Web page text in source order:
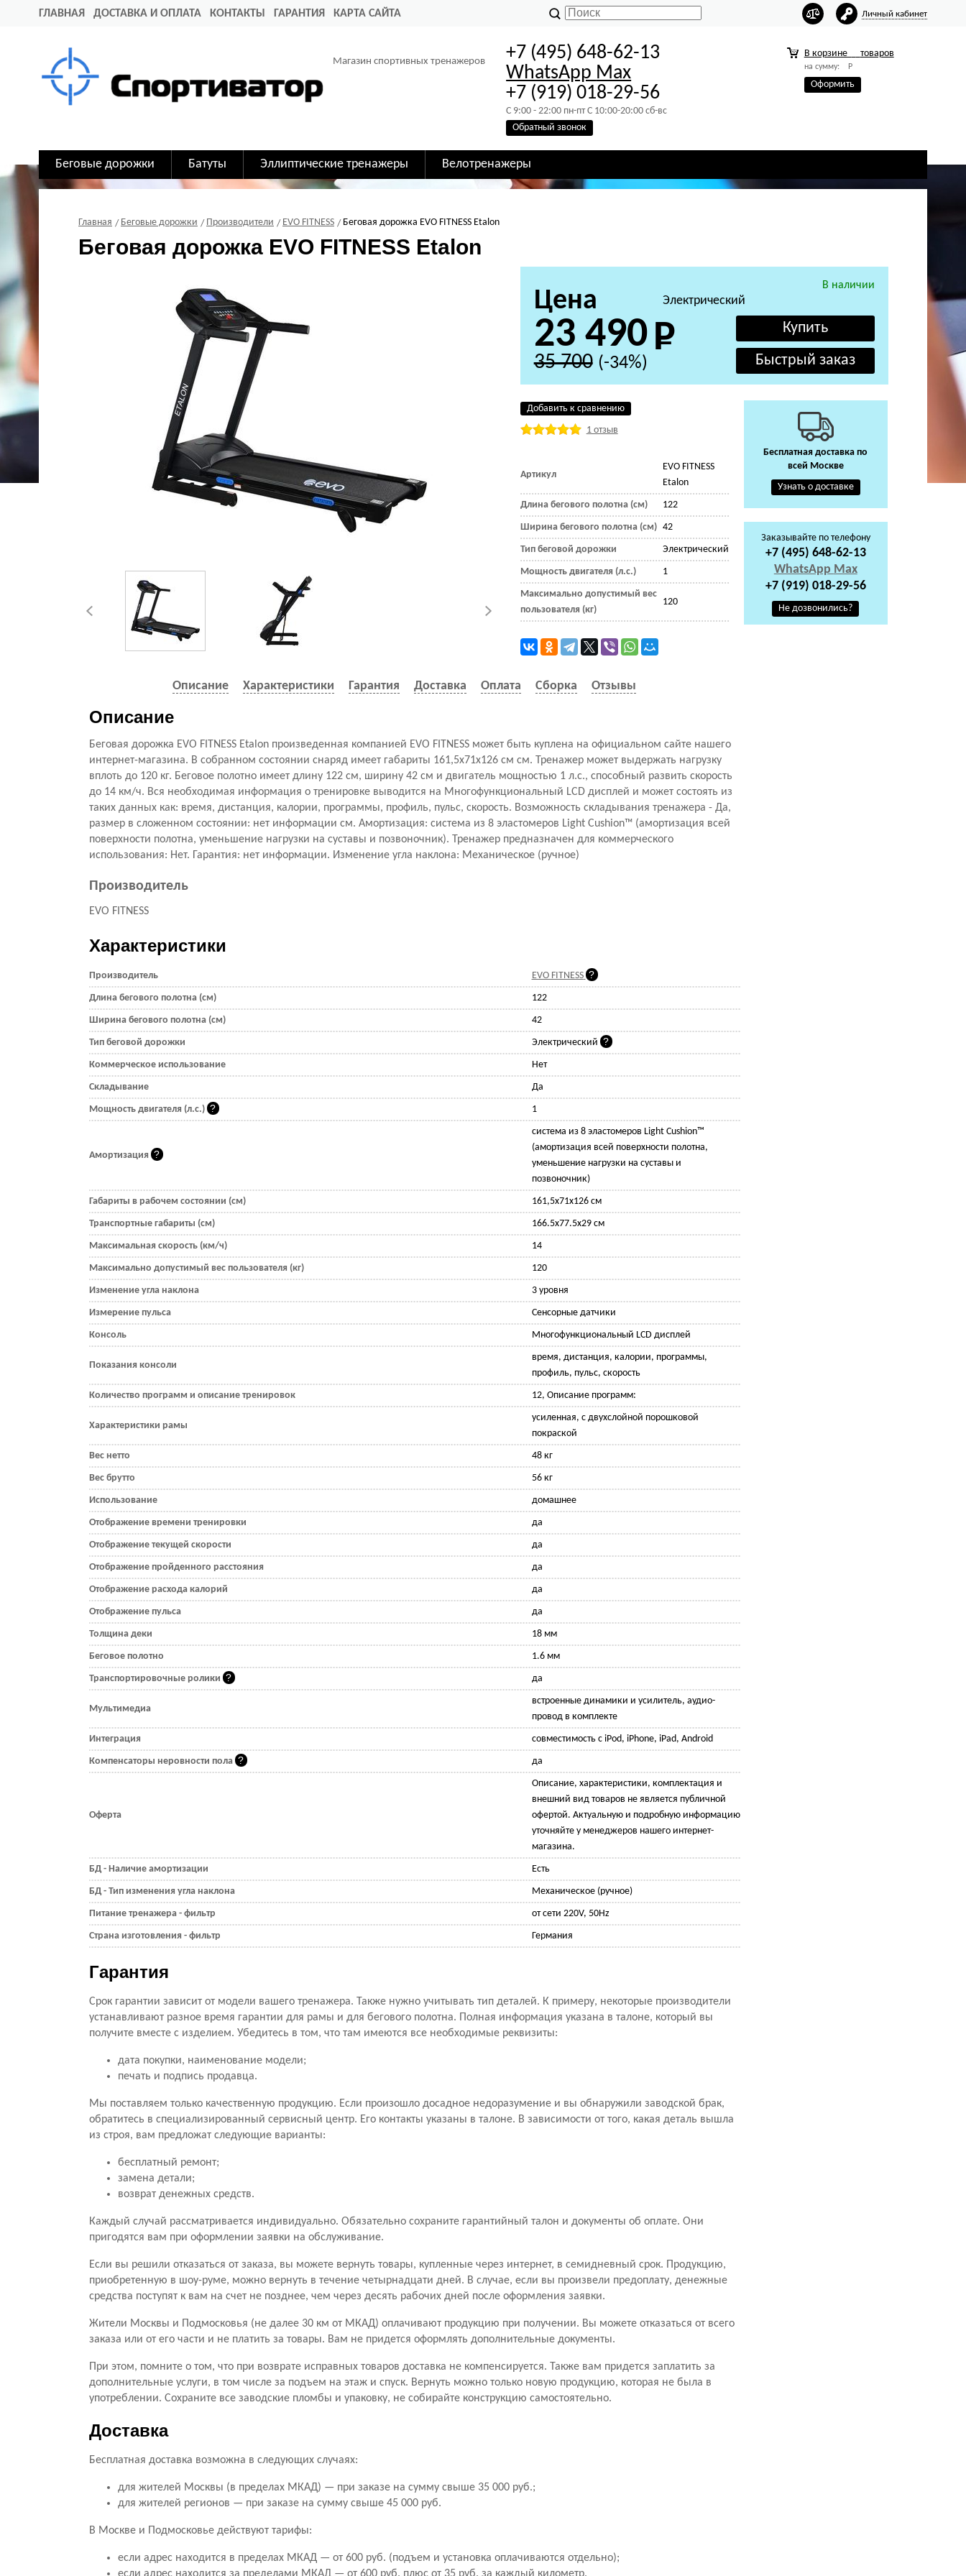
ГЛАВНАЯ ДОСТАВКА И ОПЛАТА КОНТАКТЫ ГАРАНТИЯ КАРТА САЙТА Личный кабинет
Магазин спортивных тренажеров
+7 (495) 648-62-13
WhatsApp Max
+7 (919) 018-29-56
C 9:00 - 22:00 пн-пт C 10:00-20:00 сб-вс
Обратный звонок
В корзине товаров
на сумму: Р
Оформить
Беговые дорожки Батуты Эллиптические тренажеры Велотренажеры
Главная Беговые дорожки Производители EVO FITNESS Беговая дорожка EVO FITNESS Etalon
Беговая дорожка EVO FITNESS Etalon
В наличии
Электрический
Цена
23 490
35 700 (-34%)
Добавить к сравнению
1 отзыв
Артикул
EVO FITNESS
Etalon
Длина бегового полотна (см) 122
Ширина бегового полотна (см) 42
Тип беговой дорожки Электрический
Мощность двигателя (л.с.) 1
Максимально допустимый вес
пользователя (кг)
120
Описание Характеристики Гарантия Доставка Оплата Сборка Отзывы
Описание
Беговая дорожка EVO FITNESS Etalon произведенная компанией EVO FITNESS может быть куплена на официальном сайте нашего
интернет-магазина. В собранном состоянии снаряд имеет габариты 161,5x71x126 см см. Тренажер может выдержать нагрузку
вплоть до 120 кг. Беговое полотно имеет длину 122 см, ширину 42 см и двигатель мощностью 1 л.с., способный развить скорость
до 14 км/ч. Вся необходимая информация о тренировке выводится на Многофункциональный LCD дисплей и может состоять из
таких данных как: время, дистанция, калории, программы, профиль, пульс, скорость. Возможность складывания тренажера - Да,
размер в сложенном состоянии: нет информации см. Амортизация: система из 8 эластомеров Light Cushion™ (амортизация всей
поверхности полотна, уменьшение нагрузки на суставы и позвоночник). Тренажер предназначен для коммерческого
использования: Нет. Гарантия: нет информации. Изменение угла наклона: Механическое (ручное)
Производитель
EVO FITNESS
Характеристики
Производитель EVO FITNESS
Длина бегового полотна (см) 122
Ширина бегового полотна (см) 42
Тип беговой дорожки Электрический
Коммерческое использование Нет
Складывание Да
Мощность двигателя (л.с.) 1
Амортизация
система из 8 эластомеров Light Cushion™
(амортизация всей поверхности полотна,
уменьшение нагрузки на суставы и
позвоночник)
Габариты в рабочем состоянии (см) 161,5x71x126 см
Транспортные габариты (см) 166.5x77.5x29 см
Максимальная скорость (км/ч) 14
Максимально допустимый вес пользователя (кг) 120
Изменение угла наклона 3 уровня
Измерение пульса Сенсорные датчики
Консоль Многофункциональный LCD дисплей
Показания консоли
время, дистанция, калории, программы,
профиль, пульс, скорость
Количество программ и описание тренировок 12, Описание программ:
Характеристики рамы
усиленная, с двухслойной порошковой
покраской
Вес нетто 48 кг
Вес брутто 56 кг
Использование домашнее
Отображение времени тренировки да
Отображение текущей скорости да
Отображение пройденного расстояния да
Отображение расхода калорий да
Отображение пульса да
Толщина деки 18 мм
Беговое полотно 1.6 мм
Транспортировочные ролики да
Мультимедиа
встроенные динамики и усилитель, аудио-
провод в комплекте
Интеграция совместимость с iPod, iPhone, iPad, Android
Компенсаторы неровности пола да
Оферта
Описание, характеристики, комплектация и
внешний вид товаров не является публичной
офертой. Актуальную и подробную информацию
уточняйте у менеджеров нашего интернет-
магазина.
БД - Наличие амортизации Есть
БД - Тип изменения угла наклона Механическое (ручное)
Питание тренажера - фильтр от сети 220V, 50Hz
Страна изготовления - фильтр Германия
Гарантия
Срок гарантии зависит от модели вашего тренажера. Также нужно учитывать тип деталей. К примеру, некоторые производители
устанавливают разное время гарантии для рамы и для бегового полотна. Полная информация указана в талоне, который вы
получите вместе с изделием. Убедитесь в том, что там имеются все необходимые реквизиты:
дата покупки, наименование модели;
печать и подпись продавца.
Мы поставляем только качественную продукцию. Если произошло досадное недоразумение и вы обнаружили заводской брак,
обратитесь в специализированный сервисный центр. Его контакты указаны в талоне. В зависимости от того, какая деталь вышла
из строя, вам предложат следующие варианты:
бесплатный ремонт;
замена детали;
возврат денежных средств.
Каждый случай рассматривается индивидуально. Обязательно сохраните гарантийный талон и документы об оплате. Они
пригодятся вам при оформлении заявки на обслуживание.
Если вы решили отказаться от заказа, вы можете вернуть товары, купленные через интернет, в семидневный срок. Продукцию,
приобретенную в шоу-руме, можно вернуть в течение четырнадцати дней. В случае, если вы произвели предоплату, денежные
средства поступят к вам на счет не позднее, чем через десять рабочих дней после оформления заявки.
Жители Москвы и Подмосковья (не далее 30 км от МКАД) оплачивают продукцию при получении. Вы можете отказаться от всего
заказа или от его части и не платить за товары. Вам не придется оформлять дополнительные документы.
При этом, помните о том, что при возврате исправных товаров доставка не компенсируется. Также вам придется заплатить за
дополнительные услуги, в том числе за подъем на этаж и спуск. Вернуть можно только новую продукцию, которая не была в
употреблении. Сохраните все заводские пломбы и упаковку, не собирайте конструкцию самостоятельно.
Доставка
Бесплатная доставка возможна в следующих случаях:
для жителей Москвы (в пределах МКАД) — при заказе на сумму свыше 35 000 руб.;
для жителей регионов — при заказе на сумму свыше 45 000 руб.
В Москве и Подмосковье действуют тарифы:
если адрес находится в пределах МКАД — от 600 руб. (подъем и установка оплачиваются отдельно);
Бесплатная доставка по
всей Москве
Узнать о доставке
Заказывайте по телефону
+7 (495) 648-62-13
WhatsApp Max
+7 (919) 018-29-56
Не дозвонились?